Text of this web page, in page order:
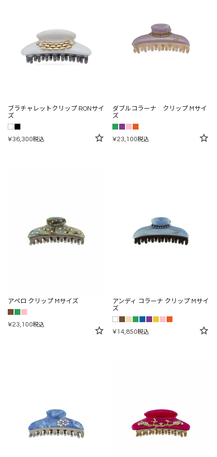
ブラチャレットクリップ RONサイ
ズ
¥36,300税込
ダブルコラーナ クリップ Mサイ
ズ
¥23,100税込
アペロ クリップ Mサイズ
¥23,100税込
アンディ コラーナ クリップ Mサイ
ズ
¥14,850税込